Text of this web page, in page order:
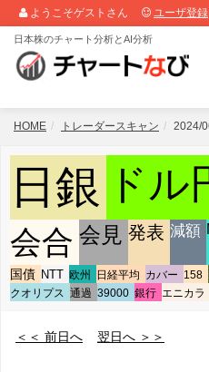
ようこそゲストさん ユーザ登録
日本株のチャート分析とAI分析
HOME トレーダースキャン 2024/
日銀 ドル
会合 会見 発表 減額
国債 NTT 欧州 日経平均 カバー 158
クオリプス 通過 39000 銀行 エニカラ
＜＜ 前日へ 翌日へ ＞＞